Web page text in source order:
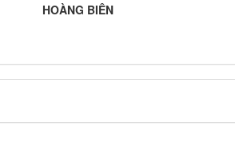
HOÀNG BIÊN